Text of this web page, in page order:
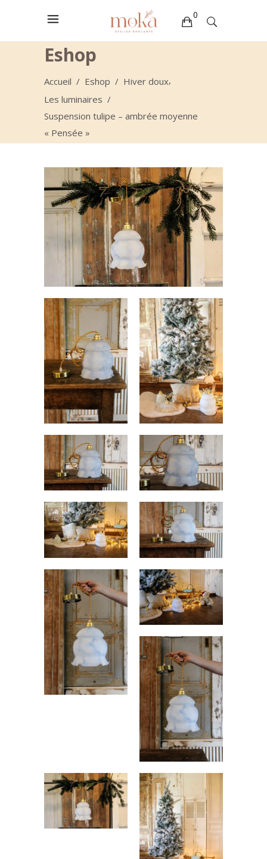
0
Votre sélection est vide
Eshop
Accueil / Eshop / Hiver doux,
Les luminaires /
Suspension tulipe – ambrée moyenne
« Pensée »